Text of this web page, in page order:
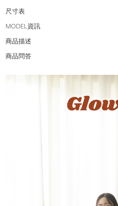
尺寸表
MODEL資訊
商品描述
商品問答